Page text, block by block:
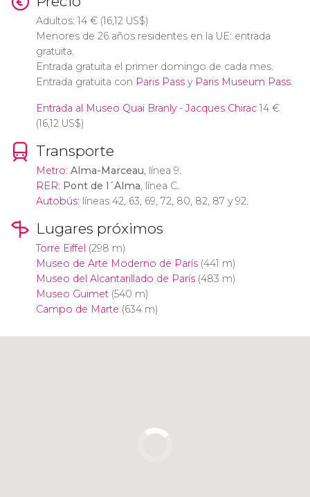
Adultos: 14 €(16,12 US$)
Menores de 26 años residentes en la UE: entrada
gratuita.
Entrada gratuita el primer domingo de cada mes.
Entrada gratuita con Paris Passy Paris Museum Pass.
Entrada al Museo Quai Branly - Jacques Chirac14 €
(16,12 US$)
Transporte
Metro: Alma-Marceau, línea 9.
RER: Pont de l´Alma, línea C.
Autobús: líneas 42, 63, 69, 72, 80, 82, 87 y 92.
Lugares próximos
Torre Eiffel (298 m)
Museo de Arte Moderno de París(441 m)
Museo del Alcantarillado de París(483 m)
Museo Guimet(540 m)
Campo de Marte (634 m)